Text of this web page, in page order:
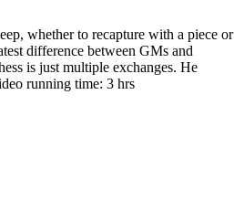
whether to recapture with a piece or
difference between GMs and
is just multiple exchanges. He
running time: 3 hrs